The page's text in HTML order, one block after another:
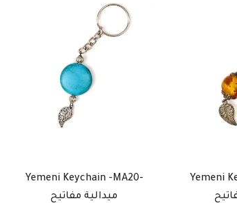
Yemeni Keychain -MA20-
ميدالية مفاتيح
Yemeni